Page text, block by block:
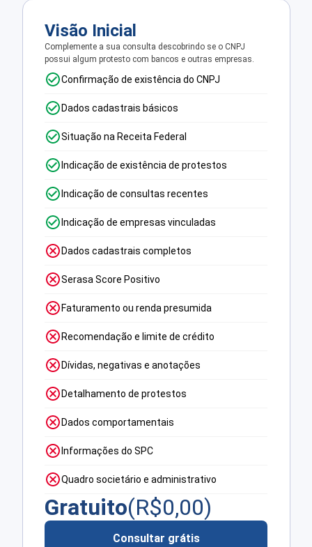
Visão Inicial
Complemente a sua consulta descobrindo se o CNPJ
possui algum protesto com bancos e outras empresas.
Confirmação de existência do CNPJ
Dados cadastrais básicos
Situação na Receita Federal
Indicação de existência de protestos
Indicação de consultas recentes
Indicação de empresas vinculadas
Dados cadastrais completos
Serasa Score Positivo
Faturamento ou renda presumida
Recomendação e limite de crédito
Dívidas, negativas e anotações
Detalhamento de protestos
Dados comportamentais
Informações do SPC
Quadro societário e administrativo
Gratuito(R$0,00)
Consultar grátis